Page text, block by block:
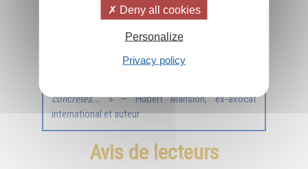
les grands Maîtres spirituels de l’humanité. »
Louise-Marie Frenette, biographe
Parmi les grands enseignements spirituels, celui
d’Omraam Mikhaël Aïvanhov se distingue par la
concrètes...» — Hubert Mansion, ex-avocat
international et auteur
Avis de lecteurs
Deny all cookies
Personalize
Privacy policy